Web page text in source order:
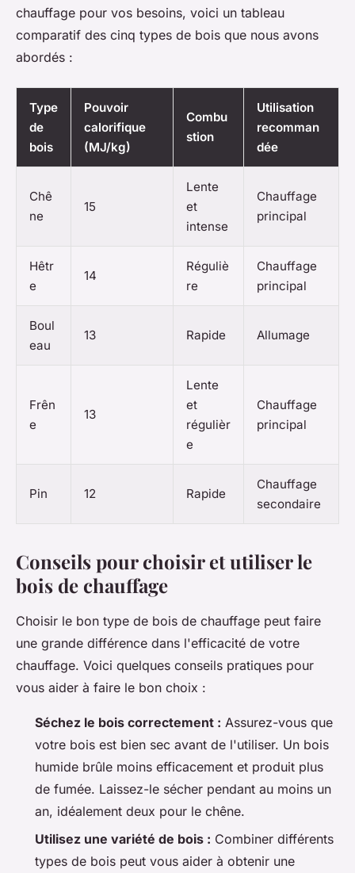
chauffage pour vos besoins, voici un tableau
comparatif des cinq types de bois que nous avons
abordés :
Type
de
bois
Pouvoir
calorifique
(MJ/kg)
Combu
stion
Utilisation
recomman
dée
Chê
ne
15
Lente
et
intense
Chauffage
principal
Hêtr
e
14
Réguliè
re
Chauffage
principal
Boul
eau
13 Rapide Allumage
Frên
e
13
Lente
et
régulièr
e
Chauffage
principal
Pin 12 Rapide
Chauffage
secondaire
Conseils pour choisir et utiliser le
bois de chauffage
Choisir le bon type de bois de chauffage peut faire
une grande différence dans l'efficacité de votre
chauffage. Voici quelques conseils pratiques pour
vous aider à faire le bon choix :
Séchez le bois correctement : Assurez-vous que
votre bois est bien sec avant de l'utiliser. Un bois
humide brûle moins efficacement et produit plus
de fumée. Laissez-le sécher pendant au moins un
an, idéalement deux pour le chêne.
Utilisez une variété de bois : Combiner différents
types de bois peut vous aider à obtenir une